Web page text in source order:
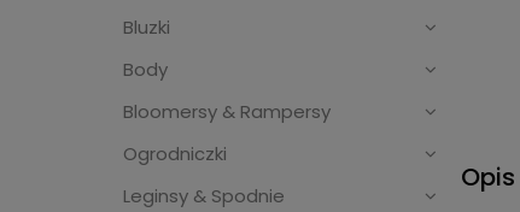
Bluzki
Body
Bloomersy & Rampersy
Ogrodniczki
Leginsy & Spodnie
Opis